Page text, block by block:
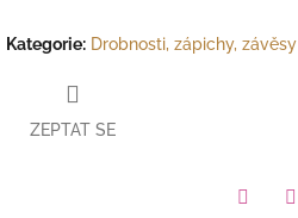
Kategorie: Drobnosti, zápichy, závěsy
ZEPTAT SE